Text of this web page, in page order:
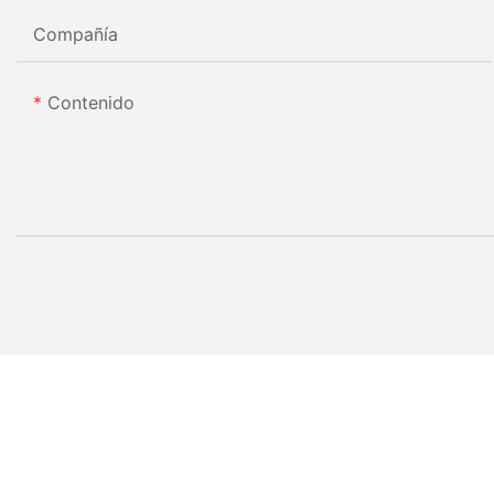
Compañía
Contenido